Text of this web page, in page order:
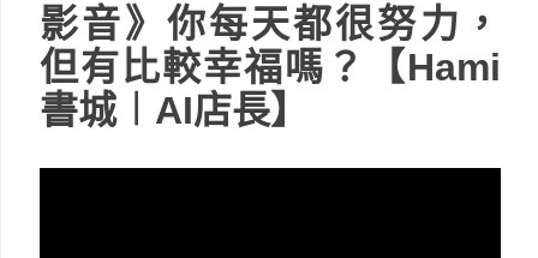
影音》你每天都很努力，
但有比較幸福嗎？【Hami
書城︱AI店長】